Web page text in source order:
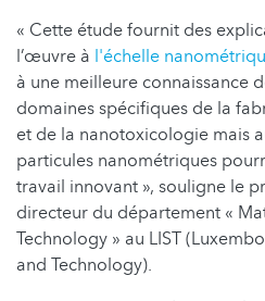
« Cette étude fournit des
l’œuvre à l'échelle
à une meilleure connaissance
domaines spécifiques de la
et de la nanotoxicologie mais
particules nanométriques
travail innovant », souligne le
directeur du département «
Technology » au LIST
and Technology).